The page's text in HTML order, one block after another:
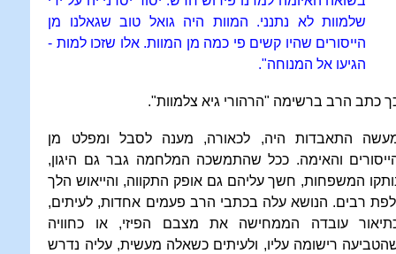
שלמוות לא נתנני. המוות היה גואל טוב שגאלנו מן
הייסורים שהיו קשים פי כמה מן המוות. אלו שזכו למות -
הגיעו אל המנוחה".
כתב הרב ברשימה "הרהורי גיא צלמוות".
התאבדות היה, לכאורה, מענה לסבל ומפלט מן
והאימה. ככל שהתמשכה המלחמה גבר גם היגון,
המשפחות, חשך עליהם גם אופק התקווה, והייאוש הלך
רבים. הנושא עלה בכתבי הרב פעמים אחדות, לעיתים,
עובדה הממחישה את מצבם הפיזי, או כחוויה
רישומה עליו, ולעיתים כשאלה מעשית, עליה נדרש